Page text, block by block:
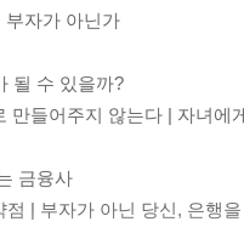
부자가 아닌가
될 수 있을까?
만들어주지 않는다 | 자녀
금융사
점 | 부자가 아닌 당신, 은행